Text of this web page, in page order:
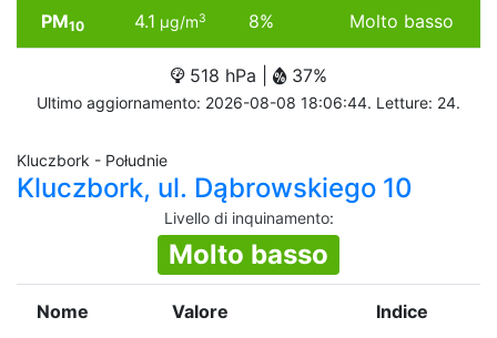
PM10 4.1 µg/m3 8% Molto basso
518 hPa | 37%
Ultimo aggiornamento: 2026-08-08 18:06:44. Letture: 24.
Kluczbork - Południe
Kluczbork, ul. Dąbrowskiego 10
Livello di inquinamento:
Molto basso
Nome Valore Indice